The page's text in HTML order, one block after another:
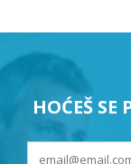
HOĆEŠ SE